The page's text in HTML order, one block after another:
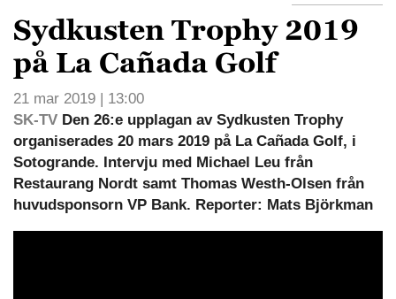
Sydkusten Trophy 2019
på La Cañada Golf
21 mar 2019 | 13:00
SK-TV Den 26:e upplagan av Sydkusten Trophy
organiserades 20 mars 2019 på La Cañada Golf, i
Sotogrande. Intervju med Michael Leu från
Restaurang Nordt samt Thomas Westh-Olsen från
huvudsponsorn VP Bank. Reporter: Mats Björkman